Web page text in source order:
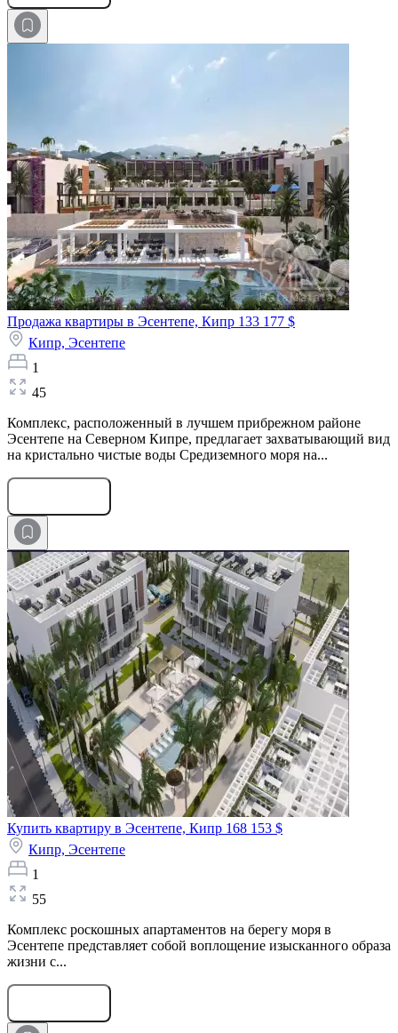
Продажа квартиры в Эсентепе, Кипр 133 177 $
Кипр, Эсентепе
1
45
Комплекс, расположенный в лучшем прибрежном районе
Эсентепе на Северном Кипре, предлагает захватывающий вид
на кристально чистые воды Средиземного моря на...
Купить квартиру в Эсентепе, Кипр 168 153 $
Кипр, Эсентепе
1
55
Комплекс роскошных апартаментов на берегу моря в
Эсентепе представляет собой воплощение изысканного образа
жизни с...